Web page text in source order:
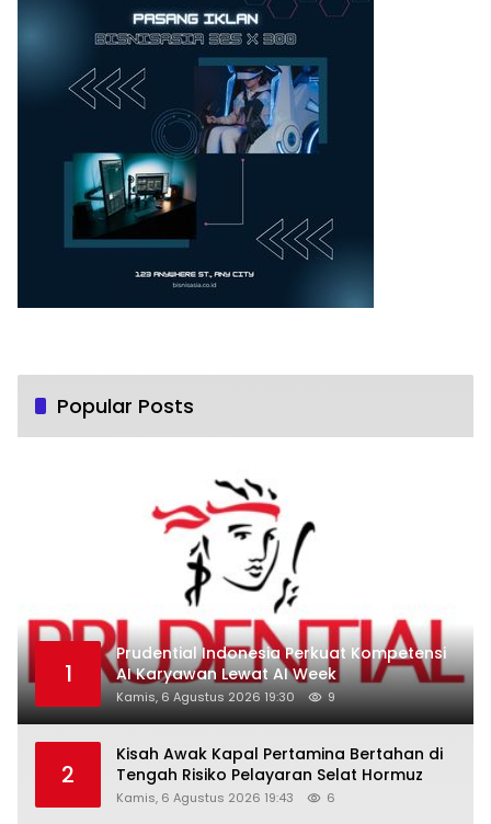
Popular Posts
1
Prudential Indonesia Perkuat Kompetensi
AI Karyawan Lewat AI Week
Kamis, 6 Agustus 2026 19:30 9
2
Kisah Awak Kapal Pertamina Bertahan di
Tengah Risiko Pelayaran Selat Hormuz
Kamis, 6 Agustus 2026 19:43 6